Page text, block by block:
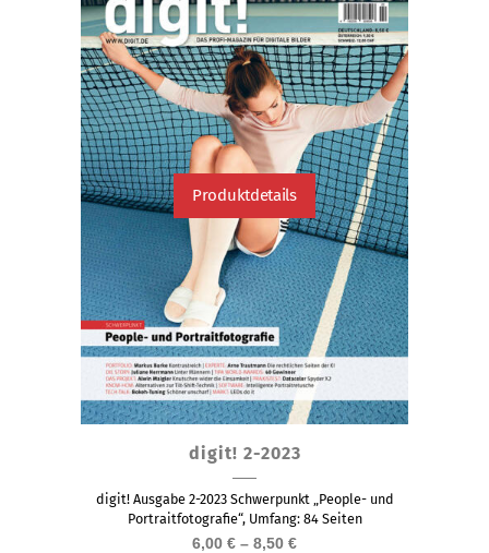
Produktdetails
weist
mehrere
digit! 2-2023
digit! Ausgabe 2-2023 Schwerpunkt „People- und
Portraitfotografie“, Umfang: 84 Seiten
6,00 € – 8,50 €